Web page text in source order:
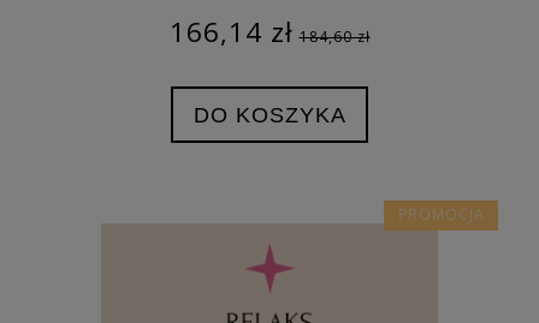
166,14 zł 184,60 zł
DO KOSZYKA
PROMOCJA